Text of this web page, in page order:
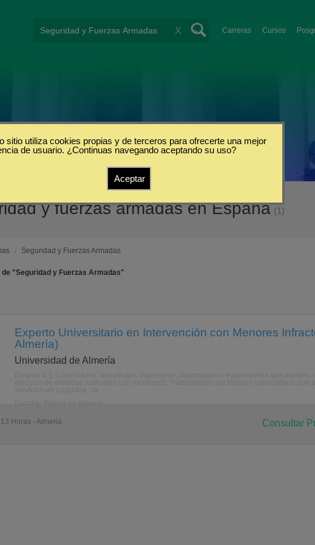
Carreras Cursos
X
y fuerzas armadas en España (1)
/ Seguridad y Fuerzas Armadas
"Seguridad y Fuerzas Armadas"
Experto Universitario en Intervención con Menores
Almería)
Universidad de Almería
Horas - Almería Consultar
sitio utiliza cookies propias y de terceros para ofrecerte una mejor
de usuario. ¿Continuas navegando aceptando su uso?
Aceptar